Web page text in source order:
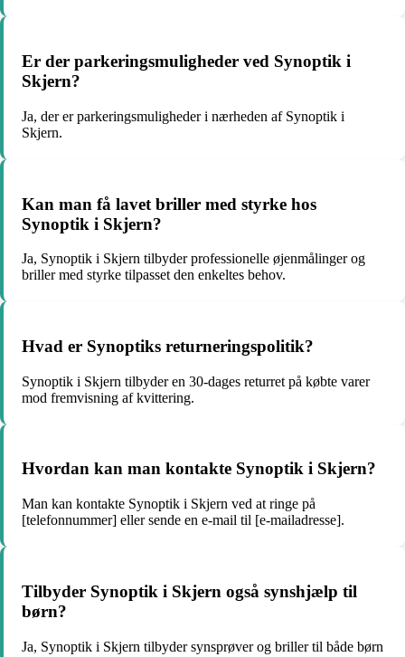
Er der parkeringsmuligheder ved Synoptik i
Skjern?
Ja, der er parkeringsmuligheder i nærheden af Synoptik i
Skjern.
Kan man få lavet briller med styrke hos
Synoptik i Skjern?
Ja, Synoptik i Skjern tilbyder professionelle øjenmålinger og
briller med styrke tilpasset den enkeltes behov.
Hvad er Synoptiks returneringspolitik?
Synoptik i Skjern tilbyder en 30-dages returret på købte varer
mod fremvisning af kvittering.
Hvordan kan man kontakte Synoptik i Skjern?
Man kan kontakte Synoptik i Skjern ved at ringe på
[telefonnummer] eller sende en e-mail til [e-mailadresse].
Tilbyder Synoptik i Skjern også synshjælp til
børn?
Ja, Synoptik i Skjern tilbyder synsprøver og briller til både børn